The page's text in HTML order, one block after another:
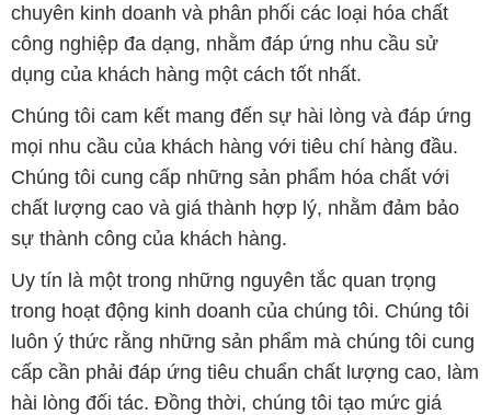
mọi nhu cầu của khách hàng với tiêu chí hàng đầu.
Chúng tôi cung cấp những sản phẩm hóa chất với
chất lượng cao và giá thành hợp lý, nhằm đảm bảo
sự thành công của khách hàng.
Uy tín là một trong những nguyên tắc quan trọng
trong hoạt động kinh doanh của chúng tôi. Chúng tôi
luôn ý thức rằng những sản phẩm mà chúng tôi cung
cấp cần phải đáp ứng tiêu chuẩn chất lượng cao, làm
hài lòng đối tác. Đồng thời, chúng tôi tạo mức giá
cạnh tranh, nhằm đem lại lợi ích và sự phát triển lâu
dài cho cả hai bên.
Công ty Hóa Chất Đắc Trường Phát đáp ứng đa
dạng các nhu cầu về hóa chất, phục vụ cho tất cả